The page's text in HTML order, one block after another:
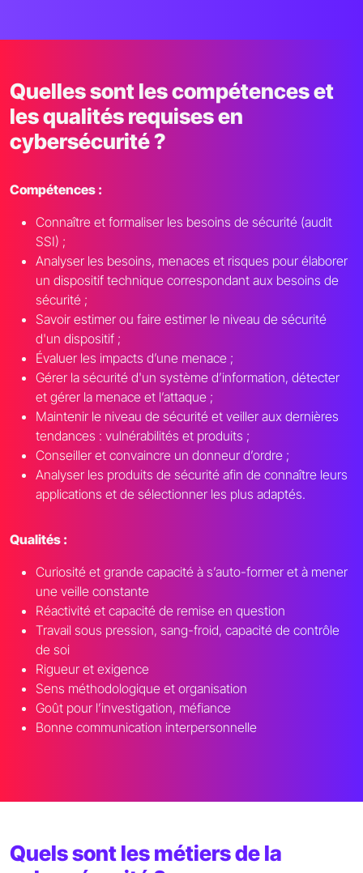
Quelles sont les compétences et
les qualités requises en
cybersécurité ?
Compétences :
Connaître et formaliser les besoins de sécurité (audit
SSI) ;
Analyser les besoins, menaces et risques pour élaborer
un dispositif technique correspondant aux besoins de
sécurité ;
Savoir estimer ou faire estimer le niveau de sécurité
d'un dispositif ;
Évaluer les impacts d’une menace ;
Gérer la sécurité d'un système d’information, détecter
et gérer la menace et l’attaque ;
Maintenir le niveau de sécurité et veiller aux dernières
tendances : vulnérabilités et produits ;
Conseiller et convaincre un donneur d’ordre ;
Analyser les produits de sécurité afin de connaître leurs
applications et de sélectionner les plus adaptés.
Qualités :
Curiosité et grande capacité à s’auto-former et à mener
une veille constante
Réactivité et capacité de remise en question
Travail sous pression, sang-froid, capacité de contrôle
de soi
Rigueur et exigence
Sens méthodologique et organisation
Goût pour l’investigation, méfiance
Bonne communication interpersonnelle
Quels sont les métiers de la